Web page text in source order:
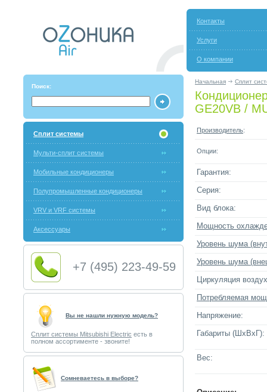
Контакты
Услуги
О компании
Поиск:
Начальная Сплит
GE20VB /
Сплит системы
Мульти-сплит системы
Мобильные кондиционеры
Полупромышленные кондиционеры
VRV и VRF системы
Аксессуары
+7 (495) 223-49-59
Вы не нашли нужную модель?
Сплит системы Mitsubishi Electric есть в
полном ассортименте - звоните!
Cомневаетесь в выборе?
Производитель:
Опции:
Гарантия:
Серия:
Вид блока:
Мощность
Уровень шума
Уровень шума
Циркуляция
Потребляемая
Напряжение:
Габариты (ШxВxГ):
Вес: